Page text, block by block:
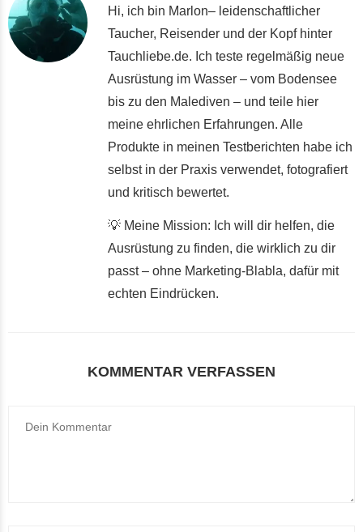
Hi, ich bin Marlon– leidenschaftlicher
Taucher, Reisender und der Kopf hinter
Tauchliebe.de. Ich teste regelmäßig neue
Ausrüstung im Wasser – vom Bodensee
bis zu den Malediven – und teile hier
meine ehrlichen Erfahrungen. Alle
Produkte in meinen Testberichten habe ich
selbst in der Praxis verwendet, fotografiert
und kritisch bewertet.
💡 Meine Mission: Ich will dir helfen, die
Ausrüstung zu finden, die wirklich zu dir
passt – ohne Marketing-Blabla, dafür mit
echten Eindrücken.
KOMMENTAR VERFASSEN